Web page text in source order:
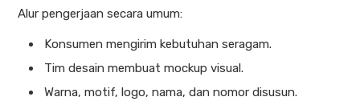
Alur pengerjaan secara umum:
Konsumen mengirim kebutuhan seragam.
Tim desain membuat mockup visual.
Warna, motif, logo, nama, dan nomor disusun.